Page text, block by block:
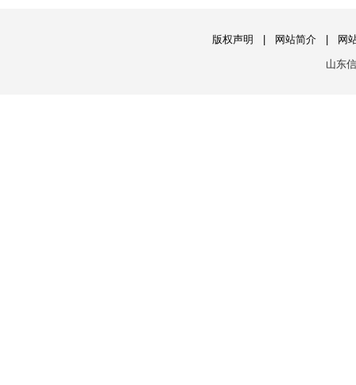
版权声明 网站简介| 网
山东